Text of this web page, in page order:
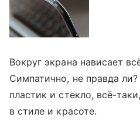
Вокруг экрана нависает
Симпатично, не правда
пластик и стекло, всё-
в стиле и красоте.